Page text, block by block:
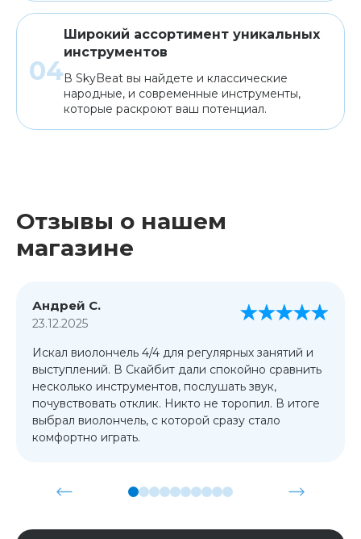
Широкий ассортимент уникальных
инструментов
В SkyBeat вы найдете и классические
народные, и современные инструменты,
которые раскроют ваш потенциал.
Отзывы о нашем
магазине
Андрей С.
23.12.2025
Искал виолончель 4/4 для регулярных занятий и
выступлений. В Скайбит дали спокойно сравнить
несколько инструментов, послушать звук,
почувствовать отклик. Никто не торопил. В итоге
выбрал виолончель, с которой сразу стало
комфортно играть.